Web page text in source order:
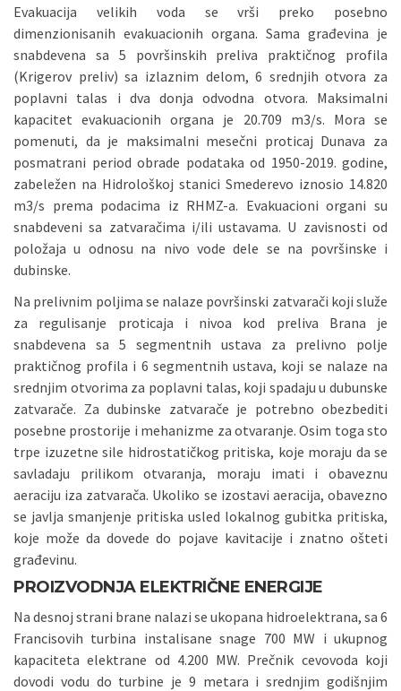
Evakuacija velikih voda se vrši preko posebno
dimenzionisanih evakuacionih organa. Sama građevina je
snabdevena sa 5 površinskih preliva praktičnog profila
(Krigerov preliv) sa izlaznim delom, 6 srednjih otvora za
poplavni talas i dva donja odvodna otvora. Maksimalni
kapacitet evakuacionih organa je 20.709 m3/s. Mora se
pomenuti, da je maksimalni mesečni proticaj Dunava za
posmatrani period obrade podataka od 1950-2019. godine,
zabeležen na Hidrološkoj stanici Smederevo iznosio 14.820
m3/s prema podacima iz RHMZ-a. Evakuacioni organi su
snabdeveni sa zatvaračima i/ili ustavama. U zavisnosti od
položaja u odnosu na nivo vode dele se na površinske i
dubinske.
Na prelivnim poljima se nalaze površinski zatvarači koji služe
za regulisanje proticaja i nivoa kod preliva Brana je
snabdevena sa 5 segmentnih ustava za prelivno polje
praktičnog profila i 6 segmentnih ustava, koji se nalaze na
srednjim otvorima za poplavni talas, koji spadaju u dubunske
zatvarače. Za dubinske zatvarače je potrebno obezbediti
posebne prostorije i mehanizme za otvaranje. Osim toga sto
trpe izuzetne sile hidrostatičkog pritiska, koje moraju da se
savladaju prilikom otvaranja, moraju imati i obaveznu
aeraciju iza zatvarača. Ukoliko se izostavi aeracija, obavezno
se javlja smanjenje pritiska usled lokalnog gubitka pritiska,
koje može da dovede do pojave kavitacije i znatno ošteti
građevinu.
PROIZVODNJA ELEKTRIČNE ENERGIJE
Na desnoj strani brane nalazi se ukopana hidroelektrana, sa 6
Francisovih turbina instalisane snage 700 MW i ukupnog
kapaciteta elektrane od 4.200 MW. Prečnik cevovoda koji
dovodi vodu do turbine je 9 metara i srednjim godišnjim